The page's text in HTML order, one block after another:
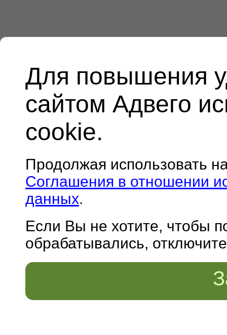
Для повышения
сайтом Адвего
cookie.
Продолжая использовать
Соглашения в отношении
данных.
Если Вы не хотите, чтобы
обрабатывались,